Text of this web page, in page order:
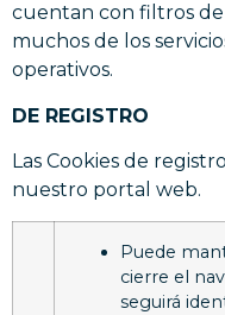
cuentan con filtros de
muchos de los
operativos.
DE REGISTRO
Las Cookies de
nuestro portal web.
Puede
cierre el
seguirá